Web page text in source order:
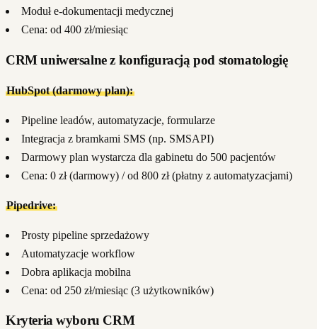
Moduł e-dokumentacji medycznej
Cena: od 400 zł/miesiąc
CRM uniwersalne z konfiguracją pod stomatologię
HubSpot (darmowy plan):
Pipeline leadów, automatyzacje, formularze
Integracja z bramkami SMS (np. SMSAPI)
Darmowy plan wystarcza dla gabinetu do 500 pacjentów
Cena: 0 zł (darmowy) / od 800 zł (płatny z automatyzacjami)
Pipedrive:
Prosty pipeline sprzedażowy
Automatyzacje workflow
Dobra aplikacja mobilna
Cena: od 250 zł/miesiąc (3 użytkowników)
Kryteria wyboru CRM